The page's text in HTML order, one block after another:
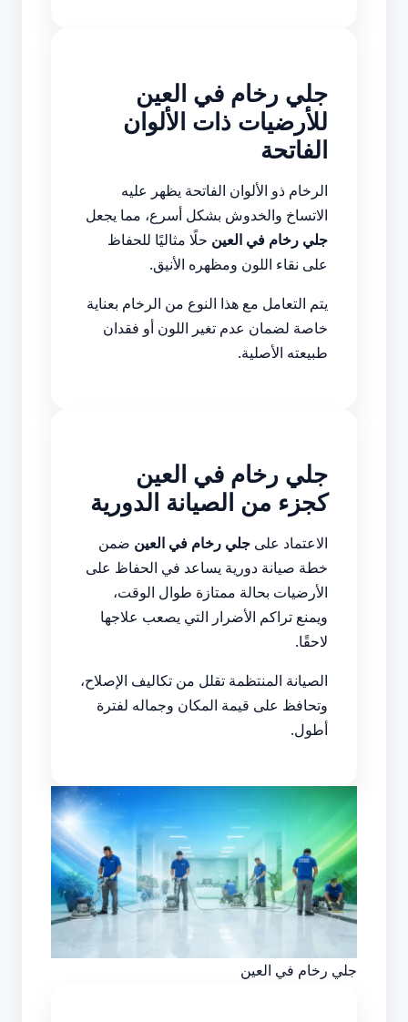
جلي رخام في العين
للأرضيات ذات الألوان
الفاتحة
الرخام ذو الألوان الفاتحة يظهر عليه
الاتساخ والخدوش بشكل أسرع، مما يجعل
جلي رخام في العين حلًا مثاليًا للحفاظ
على نقاء اللون ومظهره الأنيق.
يتم التعامل مع هذا النوع من الرخام بعناية
خاصة لضمان عدم تغير اللون أو فقدان
طبيعته الأصلية.
جلي رخام في العين
كجزء من الصيانة الدورية
الاعتماد على جلي رخام في العين ضمن
خطة صيانة دورية يساعد في الحفاظ على
الأرضيات بحالة ممتازة طوال الوقت،
ويمنع تراكم الأضرار التي يصعب علاجها
لاحقًا.
الصيانة المنتظمة تقلل من تكاليف الإصلاح،
وتحافظ على قيمة المكان وجماله لفترة
أطول.
جلي رخام في العين